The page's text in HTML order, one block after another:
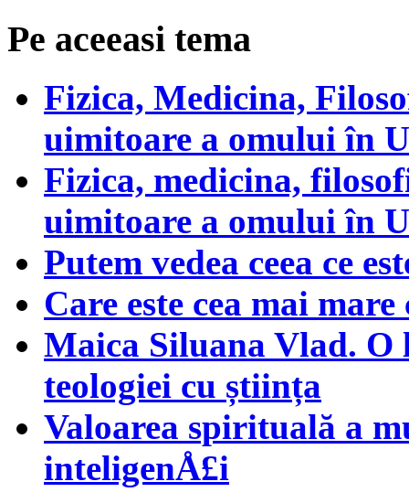
Pe aceeasi tema
Fizica, Medicina,
uimitoare a omului în
Fizica, medicina,
uimitoare a omului în
Putem vedea ceea ce
Care este cea mai
Maica Siluana Vlad.
teologiei cu știința
Valoarea spirituală a
inteligenÅ£i